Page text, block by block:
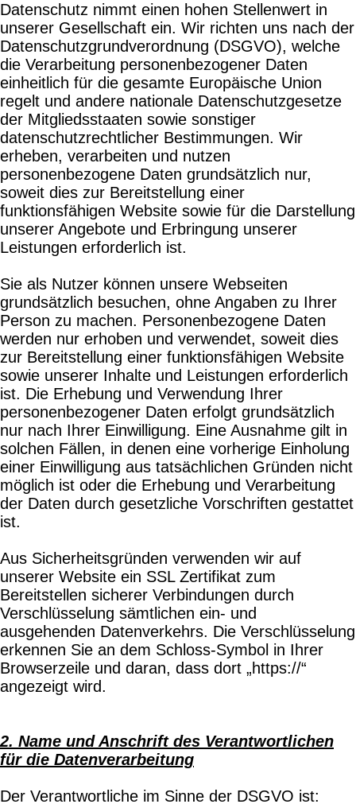
Datenschutz nimmt einen hohen Stellenwert in
unserer Gesellschaft ein. Wir richten uns nach der
Datenschutzgrundverordnung (DSGVO), welche
die Verarbeitung personenbezogener Daten
einheitlich für die gesamte Europäische Union
regelt und andere nationale Datenschutzgesetze
der Mitgliedsstaaten sowie sonstiger
datenschutzrechtlicher Bestimmungen. Wir
erheben, verarbeiten und nutzen
personenbezogene Daten grundsätzlich nur,
soweit dies zur Bereitstellung einer
funktionsfähigen Website sowie für die Darstellung
unserer Angebote und Erbringung unserer
Leistungen erforderlich ist.
Sie als Nutzer können unsere Webseiten
grundsätzlich besuchen, ohne Angaben zu Ihrer
Person zu machen. Personenbezogene Daten
werden nur erhoben und verwendet, soweit dies
zur Bereitstellung einer funktionsfähigen Website
sowie unserer Inhalte und Leistungen erforderlich
ist. Die Erhebung und Verwendung Ihrer
personenbezogener Daten erfolgt grundsätzlich
nur nach Ihrer Einwilligung. Eine Ausnahme gilt in
solchen Fällen, in denen eine vorherige Einholung
einer Einwilligung aus tatsächlichen Gründen nicht
möglich ist oder die Erhebung und Verarbeitung
der Daten durch gesetzliche Vorschriften gestattet
ist.
Aus Sicherheitsgründen verwenden wir auf
unserer Website ein SSL Zertifikat zum
Bereitstellen sicherer Verbindungen durch
Verschlüsselung sämtlichen ein- und
ausgehenden Datenverkehrs. Die Verschlüsselung
erkennen Sie an dem Schloss-Symbol in Ihrer
Browserzeile und daran, dass dort „https://“
angezeigt wird.
2. Name und Anschrift des Verantwortlichen
für die Datenverarbeitung
Der Verantwortliche im Sinne der DSGVO ist: